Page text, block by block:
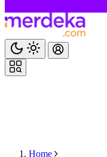
Home